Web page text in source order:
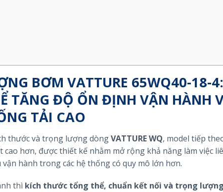
BƠM VATTURE 65WQ40-18-
TĂNG ĐỘ ỔN ĐỊNH VẬN HÀNH
TẢI CAO
thước và trọng lượng dòngVATTURE WQ, model tiếp
cao hơn, được thiết kế nhằm mở rộng khả năng làm việc
hành trong các hệ thống có quy mô lớn hơn.
thì kích thước tổng thể, chuẩn kết nối và trọng